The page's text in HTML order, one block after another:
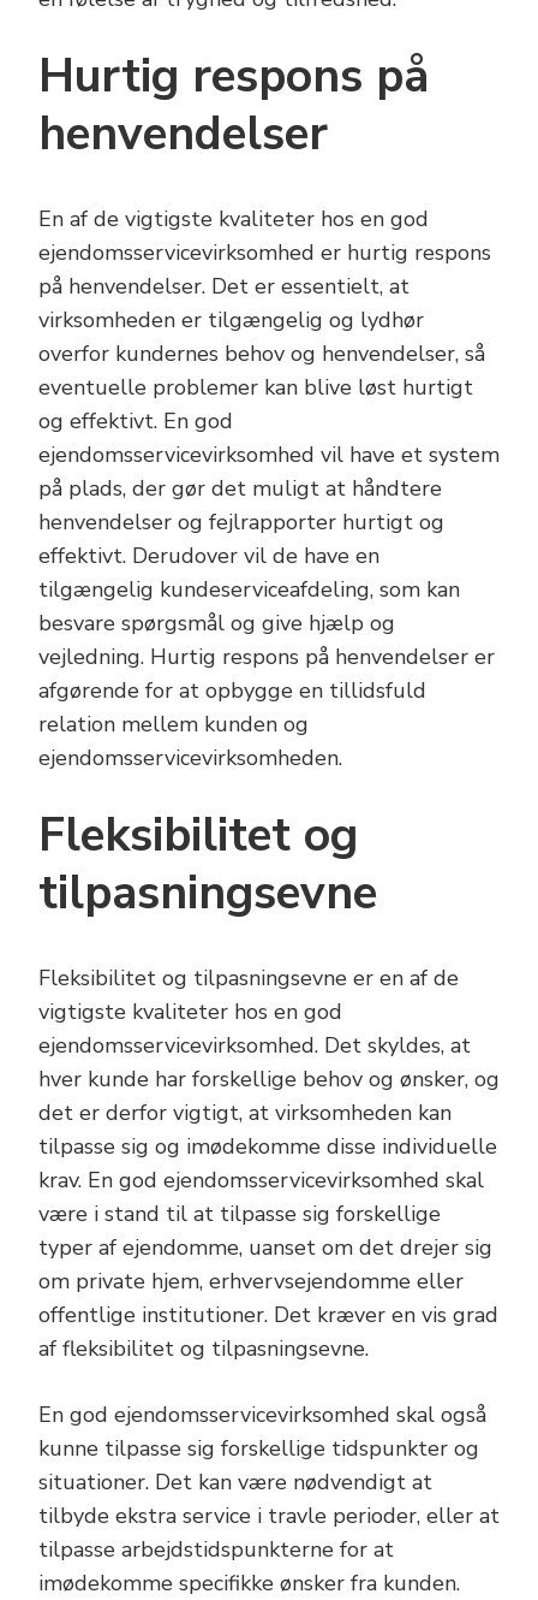
Hurtig respons på
henvendelser
En af de vigtigste kvaliteter hos en god
ejendomsservicevirksomhed er hurtig respons
på henvendelser. Det er essentielt, at
virksomheden er tilgængelig og lydhør
overfor kundernes behov og henvendelser, så
eventuelle problemer kan blive løst hurtigt
og effektivt. En god
ejendomsservicevirksomhed vil have et system
på plads, der gør det muligt at håndtere
henvendelser og fejlrapporter hurtigt og
effektivt. Derudover vil de have en
tilgængelig kundeserviceafdeling, som kan
besvare spørgsmål og give hjælp og
vejledning. Hurtig respons på henvendelser er
afgørende for at opbygge en tillidsfuld
relation mellem kunden og
ejendomsservicevirksomheden.
Fleksibilitet og
tilpasningsevne
Fleksibilitet og tilpasningsevne er en af de
vigtigste kvaliteter hos en god
ejendomsservicevirksomhed. Det skyldes, at
hver kunde har forskellige behov og ønsker, og
det er derfor vigtigt, at virksomheden kan
tilpasse sig og imødekomme disse individuelle
krav. En god ejendomsservicevirksomhed skal
være i stand til at tilpasse sig forskellige
typer af ejendomme, uanset om det drejer sig
om private hjem, erhvervsejendomme eller
offentlige institutioner. Det kræver en vis grad
af fleksibilitet og tilpasningsevne.
En god ejendomsservicevirksomhed skal også
kunne tilpasse sig forskellige tidspunkter og
situationer. Det kan være nødvendigt at
tilbyde ekstra service i travle perioder, eller at
tilpasse arbejdstidspunkterne for at
imødekomme specifikke ønsker fra kunden.